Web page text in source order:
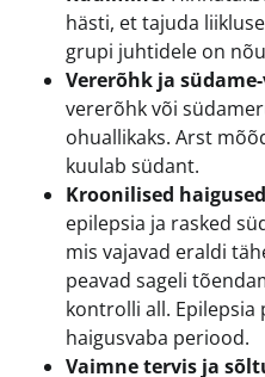
hästi, et tajuda
grupi juhtidele on
Vererõhk ja
vererõhk või
ohuallikaks. Arst
kuulab südant.
Kroonilised
epilepsia ja rasked
mis vajavad eraldi
peavad sageli
kontrolli all.
haigusvaba periood.
Vaimne tervis ja